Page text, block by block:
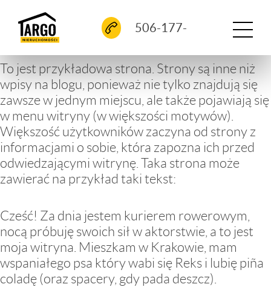
O FIRMIE
NA SPRZEDAŻ
KONTAKT
506-177-
To jest przykładowa strona. Strony są inne niż
wpisy na blogu, ponieważ nie tylko znajdują się
zawsze w jednym miejscu, ale także pojawiają się
w menu witryny (w większości motywów).
Większość użytkowników zaczyna od strony z
informacjami o sobie, która zapozna ich przed
odwiedzającymi witrynę. Taka strona może
zawierać na przykład taki tekst:
Cześć! Za dnia jestem kurierem rowerowym,
nocą próbuję swoich sił w aktorstwie, a to jest
moja witryna. Mieszkam w Krakowie, mam
wspaniałego psa który wabi się Reks i lubię piña
coladę (oraz spacery, gdy pada deszcz).